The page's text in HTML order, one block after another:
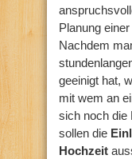
Planung
Nachdem
geeinigt hat,
mit wem an
sich noch die
sollen die
Hochzeit